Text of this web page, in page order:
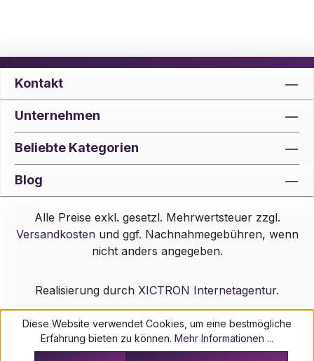
Kontakt
Unternehmen
Beliebte Kategorien
Blog
Alle Preise exkl. gesetzl. Mehrwertsteuer zzgl.
Versandkostenund ggf. Nachnahmegebühren, wenn
nicht anders angegeben.
Realisierung durch XICTRON Internetagentur.
Diese Website verwendet Cookies, um eine bestmögliche
Erfahrung bieten zu können. Mehr Informationen ...